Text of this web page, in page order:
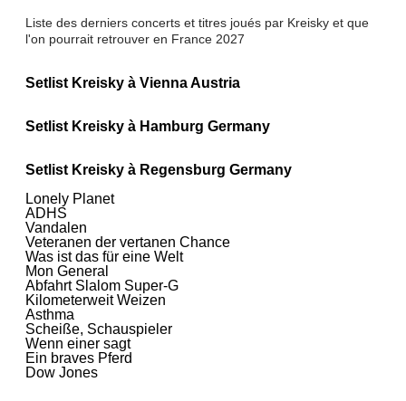
Liste des derniers concerts et titres joués par Kreisky et que
l'on pourrait retrouver en France 2027
Setlist Kreisky à Vienna Austria
Setlist Kreisky à Hamburg Germany
Setlist Kreisky à Regensburg Germany
Lonely Planet
ADHS
Vandalen
Veteranen der vertanen Chance
Was ist das für eine Welt
Mon General
Abfahrt Slalom Super-G
Kilometerweit Weizen
Asthma
Scheiße, Schauspieler
Wenn einer sagt
Ein braves Pferd
Dow Jones